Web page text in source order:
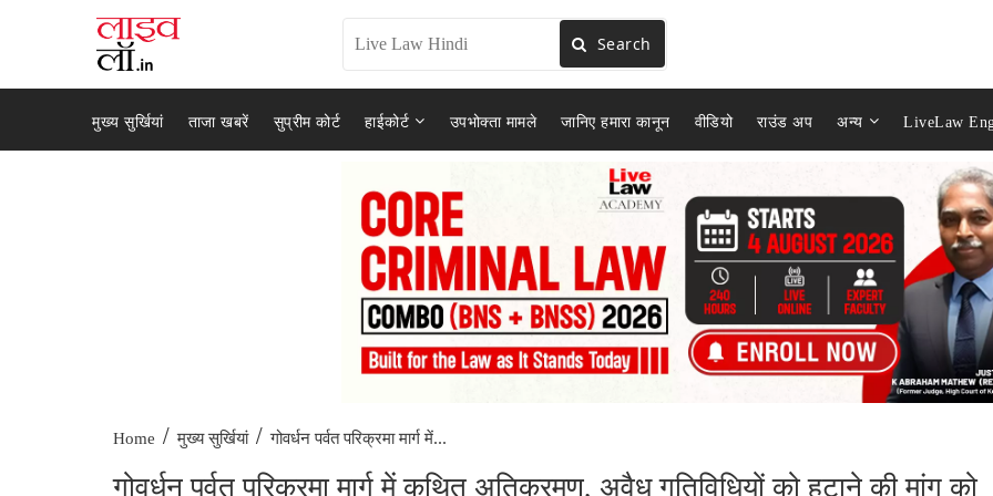
Search
मुख्य सुर्खियां ताजा खबरें सुप्रीम कोर्ट हाईकोर्ट उपभोक्ता मामले जानिए हमारा कानून वीडियो राउंड अप अन्य LiveLaw
Home / मुख्य सुर्खियां / गोवर्धन पर्वत परिक्रमा मार्ग में...
गोवर्धन पर्वत परिक्रमा मार्ग में कथित अतिक्रमण, अवैध गतिविधियों को हटाने की मांग को